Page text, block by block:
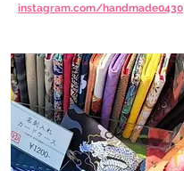
instagram.com/handmade0430